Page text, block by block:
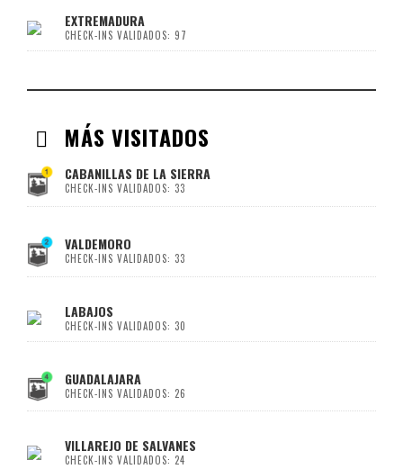
EXTREMADURA
CHECK-INS VALIDADOS: 97
MÁS VISITADOS
CABANILLAS DE LA SIERRA
CHECK-INS VALIDADOS: 33
VALDEMORO
CHECK-INS VALIDADOS: 33
LABAJOS
CHECK-INS VALIDADOS: 30
GUADALAJARA
CHECK-INS VALIDADOS: 26
VILLAREJO DE SALVANES
CHECK-INS VALIDADOS: 24